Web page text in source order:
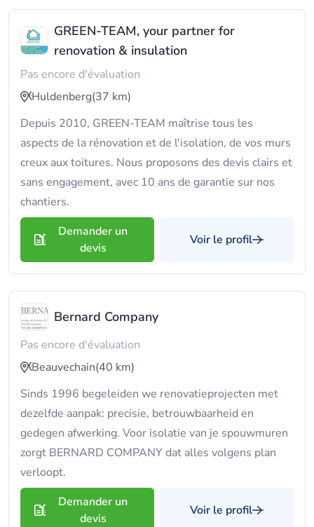
GREEN-TEAM, your partner for
renovation & insulation
Pas encore d'évaluation
Huldenberg(37 km)
Depuis 2010, GREEN-TEAM maîtrise tous les
aspects de la rénovation et de l'isolation, de vos murs
creux aux toitures. Nous proposons des devis clairs et
sans engagement, avec 10 ans de garantie sur nos
chantiers.
Demander un
devis
Voir le profil
Bernard Company
Pas encore d'évaluation
Beauvechain(40 km)
Sinds 1996 begeleiden we renovatieprojecten met
dezelfde aanpak: precisie, betrouwbaarheid en
gedegen afwerking. Voor isolatie van je spouwmuren
zorgt BERNARD COMPANY dat alles volgens plan
verloopt.
Demander un
devis
Voir le profil